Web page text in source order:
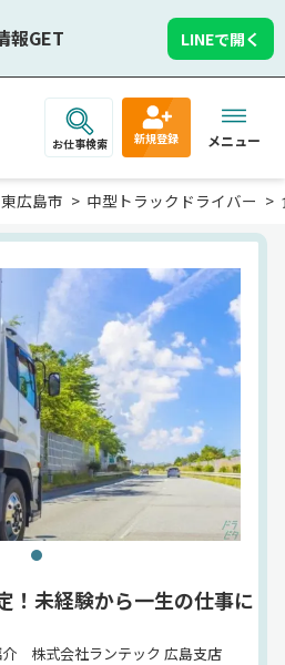
報GET LINEで開く
お仕事検索 新規登録 メニュー
東広島市 中型トラックドライバー
！未経験から一生の仕事に
介 株式会社ランテック 広島支店